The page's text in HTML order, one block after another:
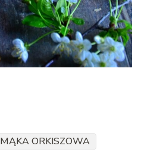
MĄKA ORKISZOWA